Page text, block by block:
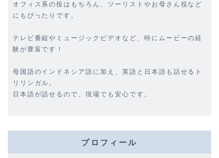
オフィス系の役はもちろん、ツーリストやお母さん役など
にもぴったりです。
テレビ番組やミュージックビデオなど、特にムービーの経
験が豊富です！
母国語のインドネシア語に加え、英語と日本語も話せるト
リリンガル。
日本語が話せるので、現場でも安心です。
プロフィール